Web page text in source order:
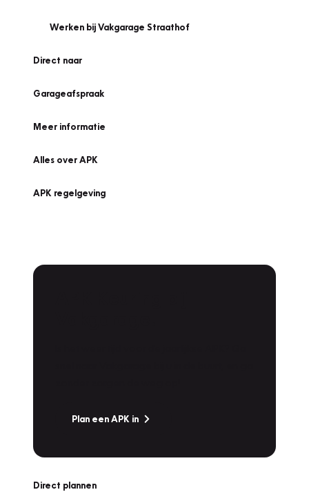
Werken bij Vakgarage Straathof
Direct naar
Garageafspraak
Meer informatie
Alles over APK
APK regelgeving
Plan een APK in
Direct plannen